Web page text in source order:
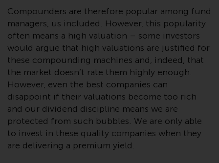
Website erwähnte Produkte oder
Dienstleistungen unterliegen
gesetzlichen und behördlichen
Anforderungen und sind
möglicherweise nicht in allen
Gerichtsbarkeiten verfügbar. Auf
dieser Website erwähnte
Produkte oder Dienstleistungen
werden auf der Grundlage
bestimmter Registrierungen in
relevanten Gerichtsbarkeiten
gemäß den Europäischen
Richtlinien zur Koordinierung von
Compounders are therefore popular among fund
managers, us included. However, this popularity
often means a high valuation – some investors
would argue that high valuations are justified for
these compounding machines and, indeed, that
the market doesn’t rate them highly enough.
However, even the best companies can
disappoint if their valuations become too rich
and our dividend discipline means we are
protected from such bubbles. We are only able
to invest in these quality companies when they
are delivering a premium yield.